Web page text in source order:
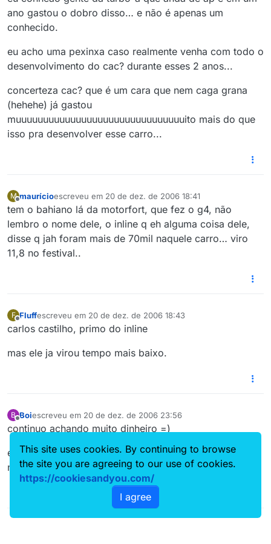
ano gastou o dobro disso… e não é apenas um
conhecido.
eu acho uma pexinxa caso realmente venha com todo o
desenvolvimento do cac? durante esses 2 anos...
concerteza cac? que é um cara que nem caga grana
(hehehe) já gastou
muuuuuuuuuuuuuuuuuuuuuuuuuuuuuuuito mais do que
isso pra desenvolver esse carro...
M
Offline
maurícioescreveu em 20 de dez. de 2006 18:41
última edição por
tem o bahiano lá da motorfort, que fez o g4, não
lembro o nome dele, o inline q eh alguma coisa dele,
disse q jah foram mais de 70mil naquele carro… viro
11,8 no festival..
F
Offline
Fluffescreveu em 20 de dez. de 2006 18:43
última edição por
carlos castilho, primo do inline
mas ele ja virou tempo mais baixo.
B
Offline
Boiescreveu em 20 de dez. de 2006 23:56
última edição por
continuo achando muito dinheiro =)
eu sou daqueles q reclama de pagar 10,00 numa breja
na zona..haahua
This site uses cookies. By continuing to browse
the site you are agreeing to our use of cookies.
https://cookiesandyou.com/
I agree